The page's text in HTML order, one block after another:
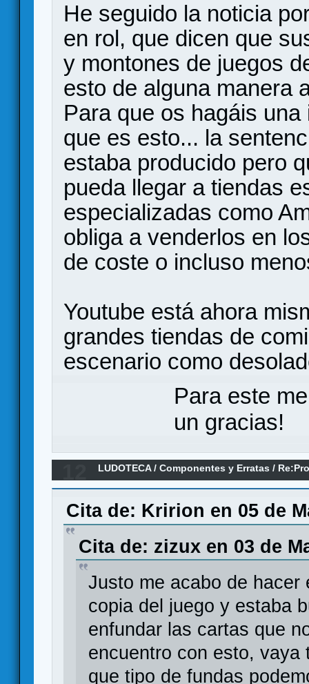
He seguido la noticia
en rol, que dicen que
y montones de juegos
esto de alguna manera
Para que os hagáis
que es esto... la
estaba producido pero
pueda llegar a tiendas
especializadas como
obliga a venderlos en
de coste o incluso
Youtube está ahora
grandes tiendas de
escenario como
Para este
un gracias!
LUDOTECA/Componentes y Erratas /
Cita de: Kririon en 05 de
Cita de: zizux en 03 de
Justo me acabo de hacer
copia del juego y estaba
enfundar las cartas que
encuentro con esto, vaya
que tipo de fundas